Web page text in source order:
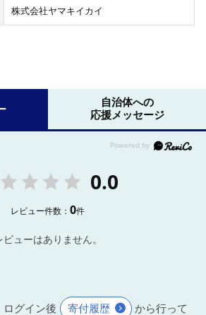
株式会社ヤマキイカイ
自治体への
応援メッセージ
0.0
レビュー件数：0件
ビューはありません。
ログイン後 寄付履歴
から行って